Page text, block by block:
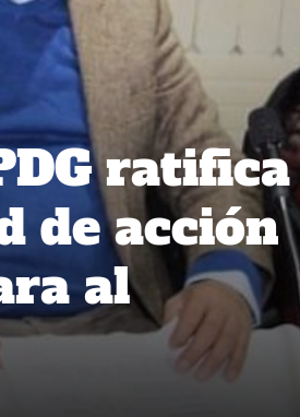
ratifica
de acción
al